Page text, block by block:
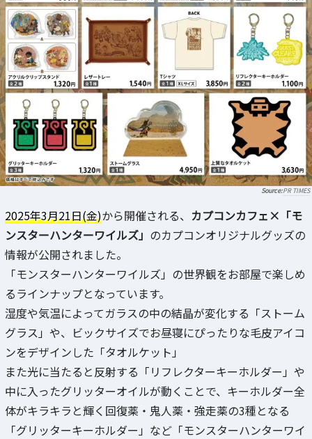
PR TIMES
2025年3月21日(金)から開催される、 カプコンカフェ×「モ
ンスターハンターワイルズ」 のカプコンオリジナルグッズの
情報が公開されました。
「モンスターハンターワイルズ」の世界観をお部屋で楽しめ
るラインナップとなっています。
湿度や気温によってガラスの中の結晶が変化する「ストーム
グラス」や、ビックサイズでお昼寝にぴったりな毛皮アイコ
ンをデザインした「タオルケット」
また光に当たると反射する「リフレクターキーホルダー」や
中に入ったグリッターオイルが動くことで、キーホルダー全
体がキラキラと輝く回復薬・鬼人薬・強走薬の3種となる
「グリッターキーホルダー」など「モンスターハンターワイ